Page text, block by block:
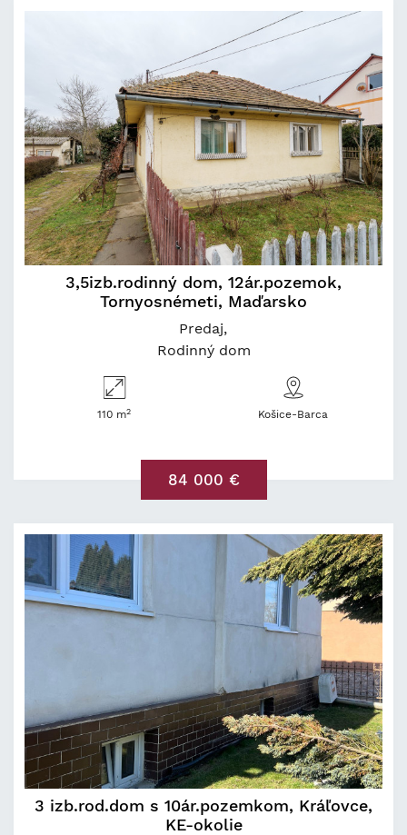
3,5izb.rodinný dom, 12ár.pozemok,
Tornyosnémeti, Maďarsko
Predaj
Rodinný dom
110 m2 Košice-Barca
84 000 €
3 izb.rod.dom s 10ár.pozemkom, Kráľovce,
KE-okolie